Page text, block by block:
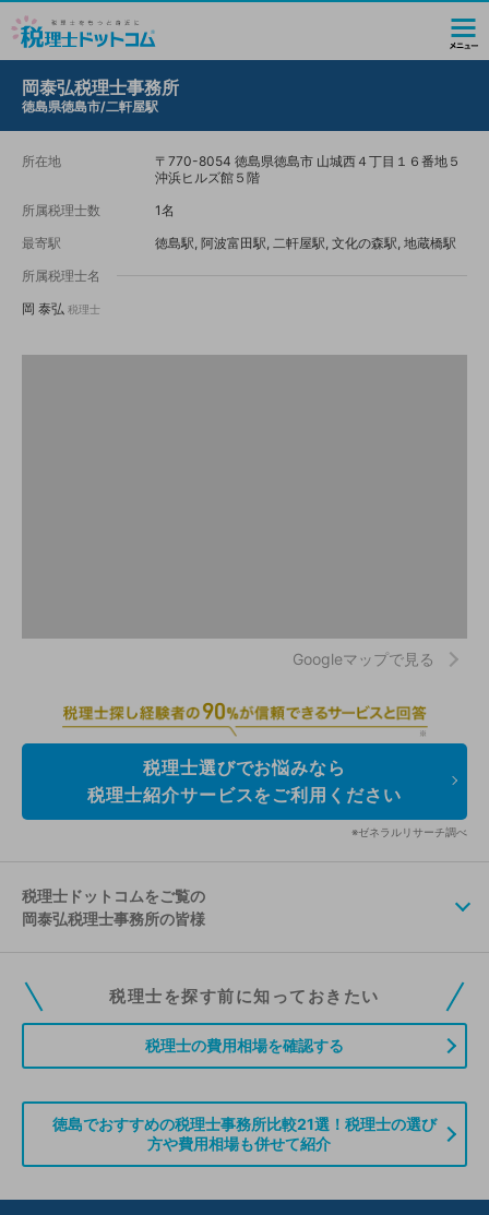
岡泰弘税理士事務所
徳島県徳島市/二軒屋駅
所在地
〒770-8054 徳島県徳島市 山城西４丁目１６番地５
沖浜ヒルズ館５階
所属税理士数
1名
最寄駅
徳島駅, 阿波富田駅, 二軒屋駅, 文化の森駅, 地蔵橋駅
所属税理士名
岡 泰弘 税理士
Googleマップで見る
税理士選びでお悩みなら
税理士紹介サービスをご利用ください
※ゼネラルリサーチ調べ
税理士ドットコムをご覧の
岡泰弘税理士事務所の皆様
税理士ドットコムの無料会員にご登録いただくと、貴事務所の情報を編集し
ていただくことができます。また、税理士をお探しの方との接点をご提供す
無料登録のご案内はこちら
税理士を探す前に知っておきたい
税理士の費用相場を確認する
徳島でおすすめの税理士事務所比較21選！税理士の選び
方や費用相場も併せて紹介